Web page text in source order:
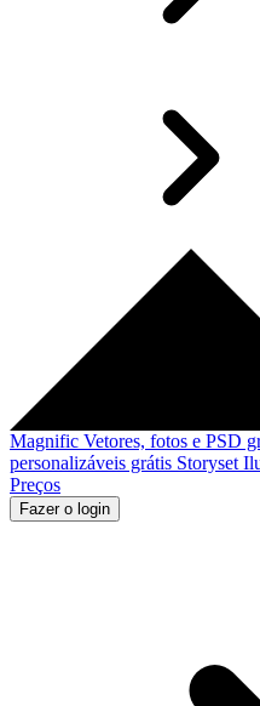
Magnific Vetores, fotos e PSD
personalizáveis grátis Storyset
Preços
Fazer o login